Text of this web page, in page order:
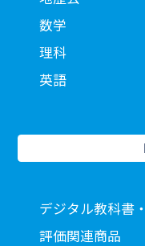
数学
理科
英語
デジタル教科書
評価関連商品